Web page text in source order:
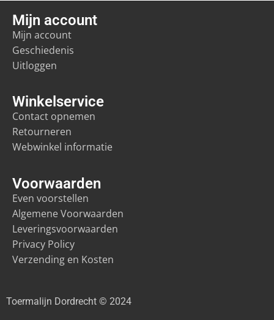
Voorwaarden
Even voorstellen
Algemene Voorwaarden
Leveringsvoorwaarden
Privacy Policy
Verzending en Kosten
Winkelservice
Contact opnemen
Retourneren
Webwinkel informatie
Mijn account
Mijn account
Geschiedenis
Uitloggen
Toermalijn Dordrecht © 2024